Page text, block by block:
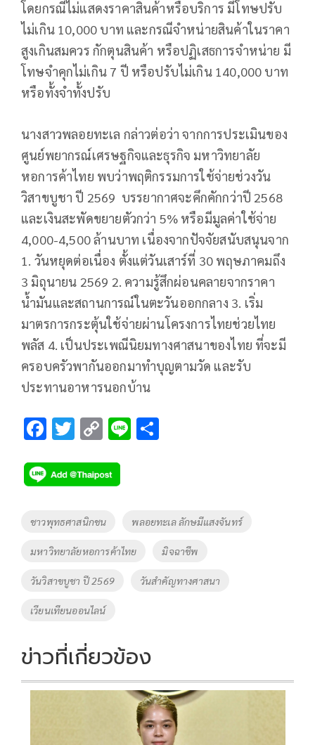
โดยกรณีไม่แสดงราคาสินค้าหรือบริการ มีโทษปรับ
ไม่เกิน 10,000 บาท และกรณีจำหน่ายสินค้าในราคา
สูงเกินสมควร กักตุนสินค้า หรือปฏิเสธการจำหน่าย มี
โทษจำคุกไม่เกิน 7 ปี หรือปรับไม่เกิน 140,000 บาท
หรือทั้งจำทั้งปรับ
นางสาวพลอยทะเล กล่าวต่อว่า จากการประเมินของ
ศูนย์พยากรณ์เศรษฐกิจและธุรกิจ มหาวิทยาลัย
หอการค้าไทย พบว่าพฤติกรรมการใช้จ่ายช่วงวัน
วิสาขบูชา ปี 2569 บรรยากาศจะคึกคักกว่าปี 2568
และเงินสะพัดขยายตัวกว่า 5% หรือมีมูลค่าใช้จ่าย
4,000-4,500 ล้านบาท เนื่องจากปัจจัยสนับสนุนจาก
1. วันหยุดต่อเนื่อง ตั้งแต่วันเสาร์ที่ 30 พฤษภาคมถึง
3 มิถุนายน 2569 2. ความรู้สึกผ่อนคลายจากราคา
น้ำมันและสถานการณ์ในตะวันออกกลาง 3. เริ่ม
มาตรการกระตุ้นใช้จ่ายผ่านโครงการไทยช่วยไทย
พลัส 4. เป็นประเพณีนิยมทางศาสนาของไทย ที่จะมี
ครอบครัวพากันออกมาทำบุญตามวัด และรับ
ประทานอาหารนอกบ้าน
F
e
b
o
o
k
T
tt
er
C
p
y
Li
n
k
Li
Tags
ชาวพุทธศาสนิกชน พลอยทะเล ลักษมีแสงจันทร์
มหาวิทยาลัยหอการค้าไทย มิจฉาชีพ
วันวิสาขบูชา ปี 2569 วันสำคัญทางศาสนา
เวียนเทียนออนไลน์
ข่าวที่เกี่ยวข้อง